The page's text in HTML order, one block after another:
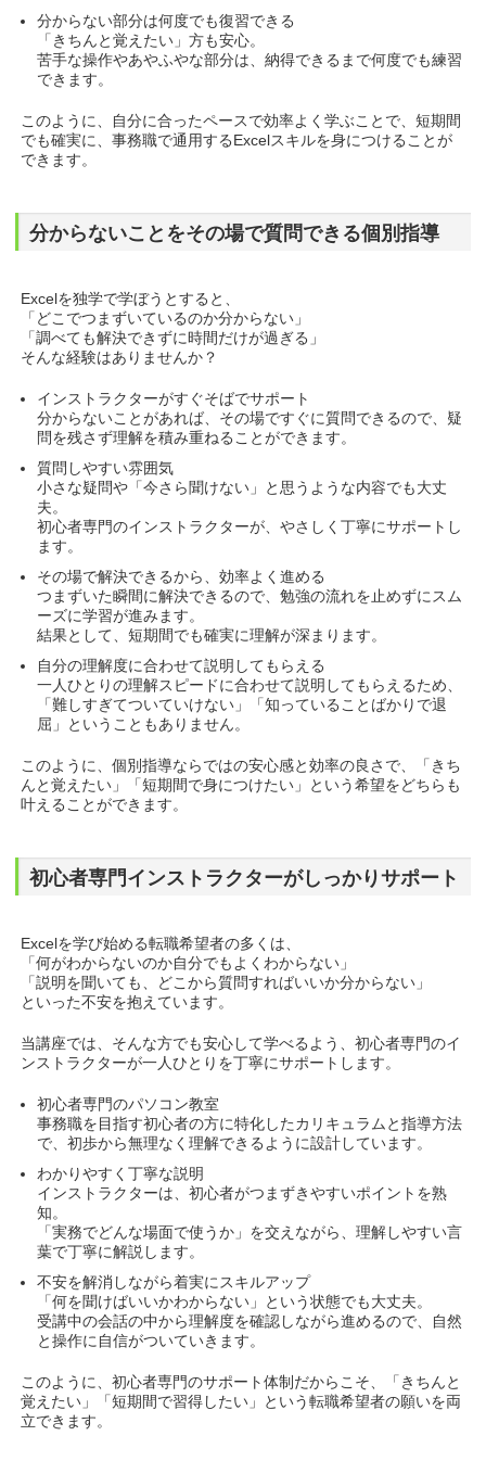
分からない部分は何度でも復習できる
「きちんと覚えたい」方も安心。
苦手な操作やあやふやな部分は、納得できるまで何度でも練習
できます。
このように、自分に合ったペースで効率よく学ぶことで、短期間
でも確実に、事務職で通用するExcelスキルを身につけることが
できます。
分からないことをその場で質問できる個別指導
Excelを独学で学ぼうとすると、
「どこでつまずいているのか分からない」
「調べても解決できずに時間だけが過ぎる」
そんな経験はありませんか？
インストラクターがすぐそばでサポート
分からないことがあれば、その場ですぐに質問できるので、疑
問を残さず理解を積み重ねることができます。
質問しやすい雰囲気
小さな疑問や「今さら聞けない」と思うような内容でも大丈
夫。
初心者専門のインストラクターが、やさしく丁寧にサポートし
ます。
その場で解決できるから、効率よく進める
つまずいた瞬間に解決できるので、勉強の流れを止めずにスム
ーズに学習が進みます。
結果として、短期間でも確実に理解が深まります。
自分の理解度に合わせて説明してもらえる
一人ひとりの理解スピードに合わせて説明してもらえるため、
「難しすぎてついていけない」「知っていることばかりで退
屈」ということもありません。
このように、個別指導ならではの安心感と効率の良さで、「きち
んと覚えたい」「短期間で身につけたい」という希望をどちらも
叶えることができます。
初心者専門インストラクターがしっかりサポート
Excelを学び始める転職希望者の多くは、
「何がわからないのか自分でもよくわからない」
「説明を聞いても、どこから質問すればいいか分からない」
といった不安を抱えています。
当講座では、そんな方でも安心して学べるよう、初心者専門のイ
ンストラクターが一人ひとりを丁寧にサポートします。
初心者専門のパソコン教室
事務職を目指す初心者の方に特化したカリキュラムと指導方法
で、初歩から無理なく理解できるように設計しています。
わかりやすく丁寧な説明
インストラクターは、初心者がつまずきやすいポイントを熟
知。
「実務でどんな場面で使うか」を交えながら、理解しやすい言
葉で丁寧に解説します。
不安を解消しながら着実にスキルアップ
「何を聞けばいいかわからない」という状態でも大丈夫。
受講中の会話の中から理解度を確認しながら進めるので、自然
と操作に自信がついていきます。
このように、初心者専門のサポート体制だからこそ、「きちんと
覚えたい」「短期間で習得したい」という転職希望者の願いを両
立できます。